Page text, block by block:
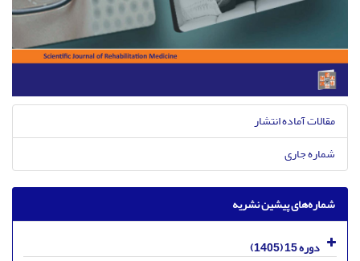
مقالات آماده انتشار
شماره جاری
شماره‌های پیشین نشریه
دوره 15 (1405)